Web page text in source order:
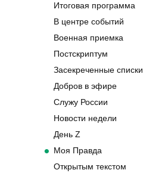
Итоговая программа
В центре событий
Военная приемка
Постскриптум
Засекреченные списки
Добров в эфире
Служу России
Новости недели
День Z
Моя Правда
Открытым текстом